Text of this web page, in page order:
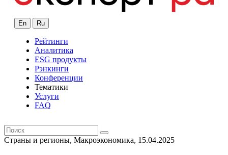
En Ru
Рейтинги
Аналитика
ESG продукты
Рэнкинги
Конференции
Тематики
Услуги
FAQ
Страны и регионы, Макроэкономика, 15.04.2025